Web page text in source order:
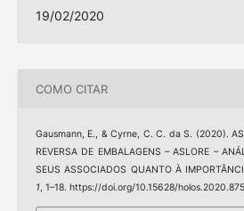
19/02/2020
COMO CITAR
Gausmann, E., & Cyrne, C. C. da S. (2020).
REVERSA DE EMBALAGENS – ASLORE –
SEUS ASSOCIADOS QUANTO À
1, 1–18. https://doi.org/10.15628/